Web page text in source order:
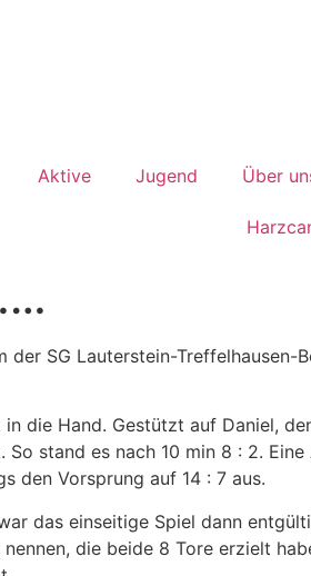
Aktive Jugend Über
der SG Lauterstein-
die Hand. Gestützt auf Daniel,
stand es nach 10 min 8 : 2.
den Vorsprung auf 14 : 7 aus.
das einseitige Spiel dann
die beide 8 Tore erzielt